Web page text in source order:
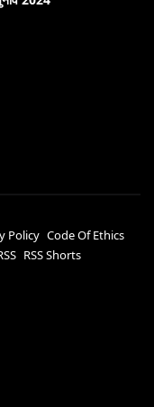
Policy Code Of Ethics
RSS Shorts